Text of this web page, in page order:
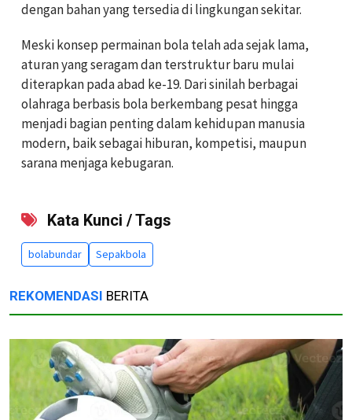
dengan bahan yang tersedia di lingkungan sekitar.
Meski konsep permainan bola telah ada sejak lama,
aturan yang seragam dan terstruktur baru mulai
diterapkan pada abad ke-19. Dari sinilah berbagai
olahraga berbasis bola berkembang pesat hingga
menjadi bagian penting dalam kehidupan manusia
modern, baik sebagai hiburan, kompetisi, maupun
sarana menjaga kebugaran.
Kata Kunci / Tags
bolabundar Sepakbola
REKOMENDASI BERITA